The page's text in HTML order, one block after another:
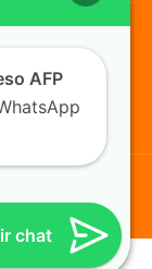
chat
AFP